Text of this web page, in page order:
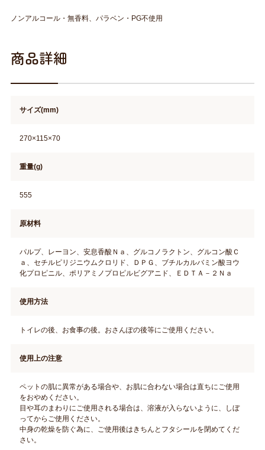
ノンアルコール・無香料、パラベン・PG不使用
商品詳細
サイズ(mm)
270×115×70
重量(g)
555
原材料
パルプ、レーヨン、安息香酸Ｎａ、グルコノラクトン、グルコン酸Ｃ
ａ、セチルピリジニウムクロリド、ＤＰＧ、ブチルカルバミン酸ヨウ
化プロピニル、ポリアミノプロピルビグアニド、ＥＤＴＡ－２Ｎａ
使用方法
トイレの後、お食事の後。おさんぽの後等にご使用ください。
使用上の注意
ペットの肌に異常がある場合や、お肌に合わない場合は直ちにご使用
をおやめください。
目や耳のまわりにご使用される場合は、溶液が入らないように、しぼ
ってからご使用ください。
中身の乾燥を防ぐ為に、ご使用後はきちんとフタシールを閉めてくだ
さい。